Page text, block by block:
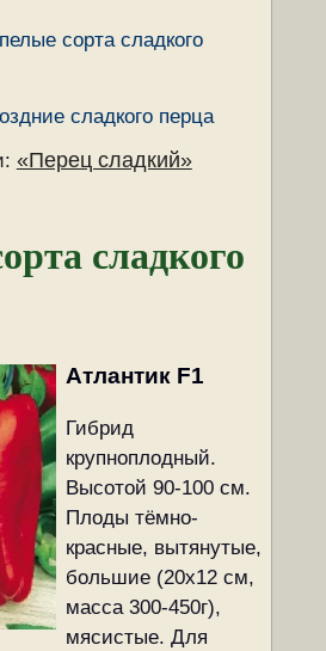
сорта сладкого
сладкого перца
«Перец сладкий»
сладкого
Атлантик F1
Гибрид
крупноплодный.
Высотой 90-100 см.
Плоды тёмно-
красные, вытянутые,
большие (20х12 см,
масса 300-450г),
мясистые. Для